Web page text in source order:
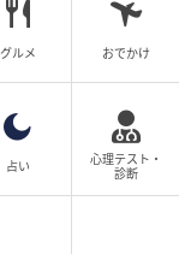
グルメ おでかけ
占い
心理テスト・
診断